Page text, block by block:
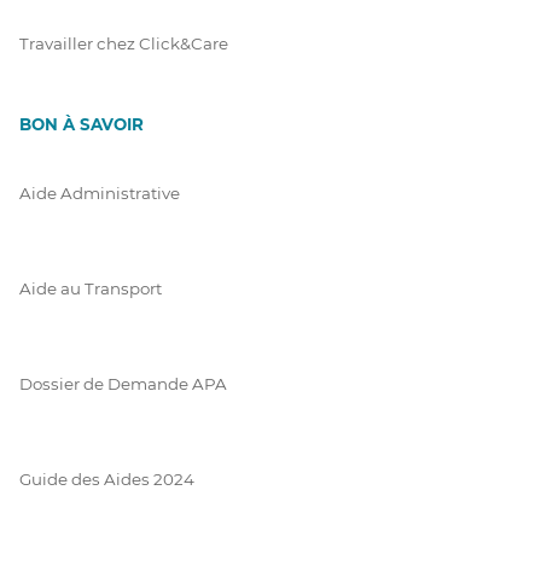
Travailler chez Click&Care
BON À SAVOIR
Aide Administrative
Aide au Transport
Dossier de Demande APA
Guide des Aides 2024